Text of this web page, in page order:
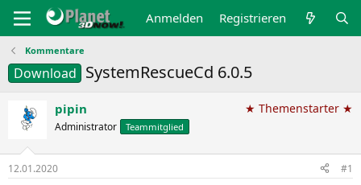
Anmelden Registrieren
Kommentare
Download SystemRescueCd 6.0.5
pipin
Administrator Teammitglied
★ Themenstarter ★
12.01.2020 #1